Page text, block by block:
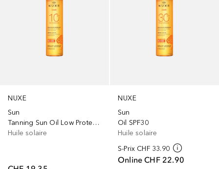
NUXE
Sun
Tanning Sun Oil Low Protection
Huile solaire
NUXE
Sun
Oil SPF30
Huile solaire
S-Prix CHF 33.90
Online CHF 22.90